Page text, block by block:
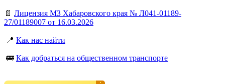
📄 Лицензия МЗ Хабаровского края № Л041-01189-
27/01189007 от 16.03.2026
📍 Как нас найти
🚌 Как добраться на общественном транспорте